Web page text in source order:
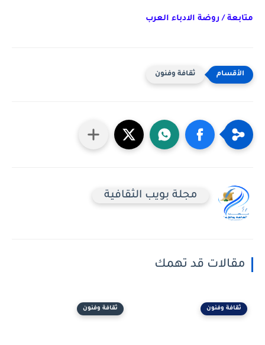
متابعة / روضة الادباء العرب
ثقافة وفنون
مجلة بويب الثقافية
مقالات قد تهمك
ثقافة وفنون ثقافة وفنون